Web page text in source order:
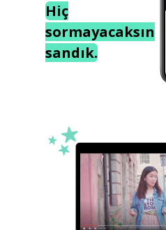
Hiç
sormayacaksın
sandık.